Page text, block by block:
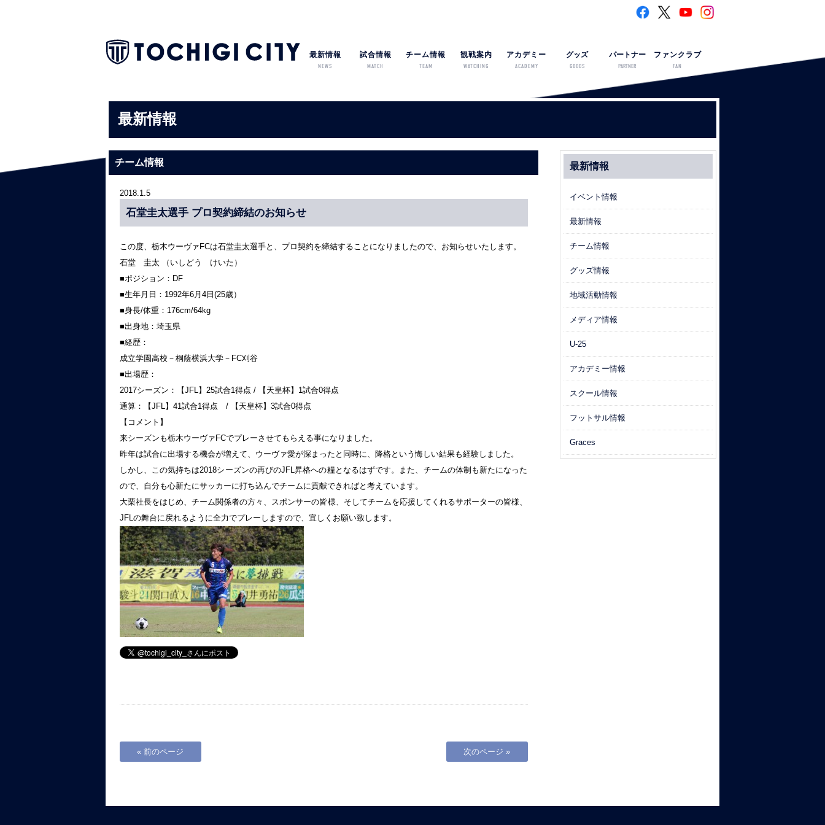
最新情報
NEWS
試合情報
MATCH
チーム情報
TEAM
観戦案内
WATCHING
アカデミー
ACADEMY
グッズ
GOODS
パートナー
PARTNER
ファンクラブ
FAN
最新情報
チーム情報
2018.1.5
石堂圭太選手 プロ契約締結のお知らせ
この度、栃木ウーヴァFCは石堂圭太選手と、プロ契約を締結することになりましたので、お知らせいたします。
石堂 圭太 （いしどう けいた）
■ポジション：DF
■生年月日：1992年6月4日(25歳）
■身長/体重：176cm/64kg
■出身地：埼玉県
■経歴：
成立学園高校－桐蔭横浜大学－FC刈谷
■出場歴：
2017シーズン：【JFL】25試合1得点 / 【天皇杯】1試合0得点
通算：【JFL】41試合1得点 / 【天皇杯】3試合0得点
【コメント】
来シーズンも栃木ウーヴァFCでプレーさせてもらえる事になりました。
昨年は試合に出場する機会が増えて、ウーヴァ愛が深まったと同時に、降格という悔しい結果も経験しました。
しかし、この気持ちは2018シーズンの再びのJFL昇格への糧となるはずです。また、チームの体制も新たになった
ので、自分も心新たにサッカーに打ち込んでチームに貢献できればと考えています。
大栗社長をはじめ、チーム関係者の方々、スポンサーの皆様、そしてチームを応援してくれるサポーターの皆様、
JFLの舞台に戻れるように全力でプレーしますので、宜しくお願い致します。
« 前のページ 次のページ »
最新情報
イベント情報
最新情報
チーム情報
グッズ情報
地域活動情報
メディア情報
U-25
アカデミー情報
スクール情報
フットサル情報
Graces